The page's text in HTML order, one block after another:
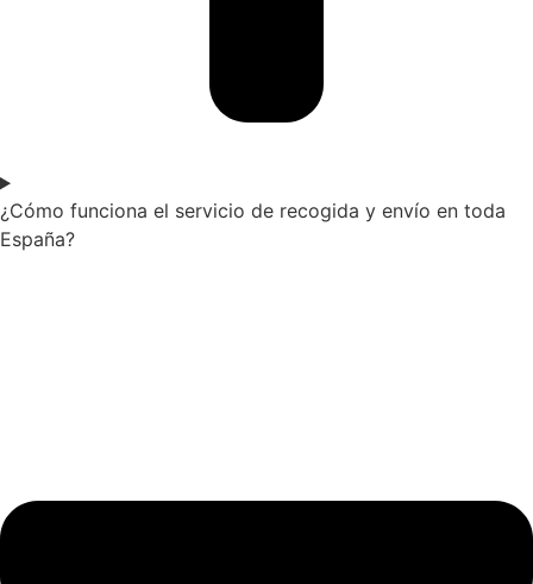
¿Cómo funciona el servicio de recogida y envío en toda
España?